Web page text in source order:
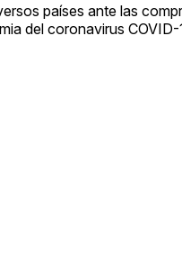
países ante las
del coronavirus COVID-